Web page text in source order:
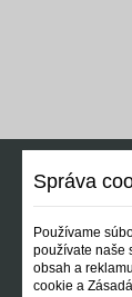
Správa
Používame
používate naše
obsah a
cookie a